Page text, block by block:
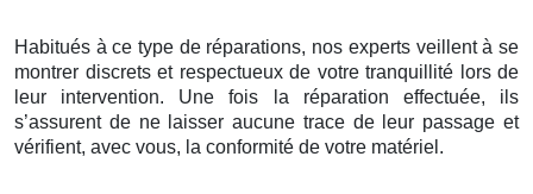
Habitués à ce type de réparations, nos experts veillent à se
montrer discrets et respectueux de votre tranquillité lors de
leur intervention. Une fois la réparation effectuée, ils
s’assurent de ne laisser aucune trace de leur passage et
vérifient, avec vous, la conformité de votre matériel.